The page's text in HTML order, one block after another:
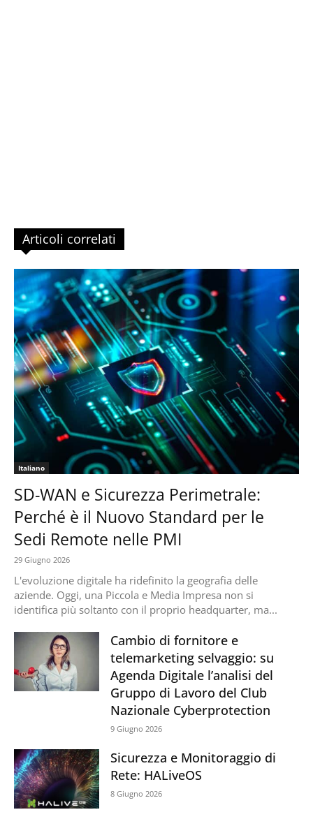
Articoli correlati
Italiano
SD-WAN e Sicurezza Perimetrale:
Perché è il Nuovo Standard per le
Sedi Remote nelle PMI
29 Giugno 2026
L'evoluzione digitale ha ridefinito la geografia delle
aziende. Oggi, una Piccola e Media Impresa non si
identifica più soltanto con il proprio headquarter, ma...
Cambio di fornitore e
telemarketing selvaggio: su
Agenda Digitale l’analisi del
Gruppo di Lavoro del Club
Nazionale Cyberprotection
9 Giugno 2026
Sicurezza e Monitoraggio di
Rete: HALiveOS
8 Giugno 2026